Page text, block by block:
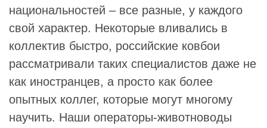
национальностей – все разные, у каждого
свой характер. Некоторые вливались в
коллектив быстро, российские ковбои
рассматривали таких специалистов даже не
как иностранцев, а просто как более
опытных коллег, которые могут многому
научить. Наши операторы-животноводы